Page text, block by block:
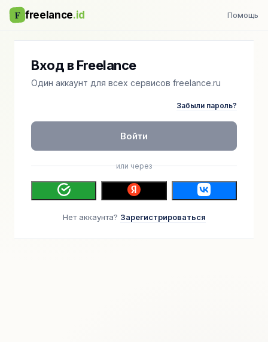
F freelance.id Помощь
Вход в Freelance
Один аккаунт для всех сервисов freelance.ru
Забыли пароль?
Войти
или через
Нет аккаунта? Зарегистрироваться